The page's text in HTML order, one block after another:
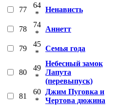
77
64
*
Ненависть
78
74
*
Аннетт
79
45
*
Семья года
80
49
*
Небесный замок
Лапута
(перевыпуск)
81
60
*
Джим Пуговка и
Чертова дюжина